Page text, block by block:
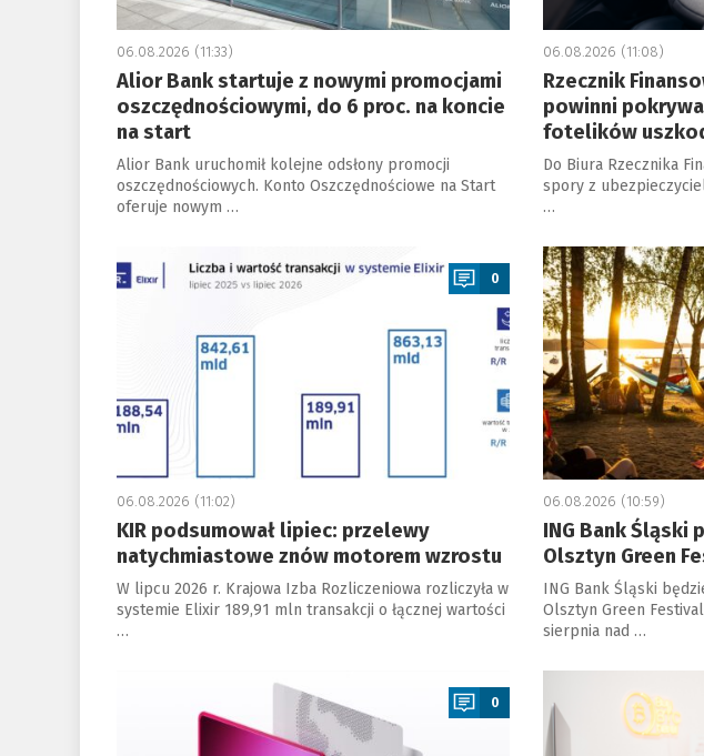
06.08.2026 (11:33)
Alior Bank startuje z nowymi promocjami
oszczędnościowymi, do 6 proc. na koncie
na start
Alior Bank uruchomił kolejne odsłony promocji
oszczędnościowych. Konto Oszczędnościowe na Start
oferuje nowym …
06.08.2026 (11:08)
Rzecznik
powinni
fotelików
Do Biura Rzecznika
spory z
…
0
06.08.2026 (11:02)
KIR podsumował lipiec: przelewy
natychmiastowe znów motorem wzrostu
W lipcu 2026 r. Krajowa Izba Rozliczeniowa rozliczyła w
systemie Elixir 189,91 mln transakcji o łącznej wartości
…
a
06.08.2026 (10:59)
ING Bank Śląski
Olsztyn Green
ING Bank Śląski
Olsztyn Green
sierpnia nad …
0
a